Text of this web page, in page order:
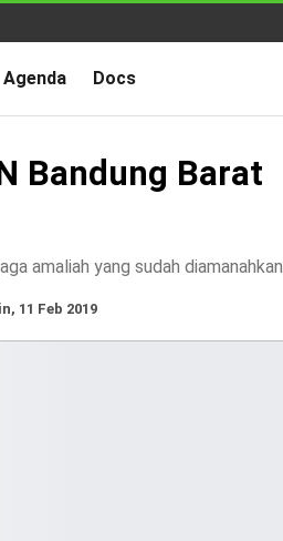
Agenda Docs
Bandung Barat
amaliah yang sudah diamanahkan
11 Feb 2019